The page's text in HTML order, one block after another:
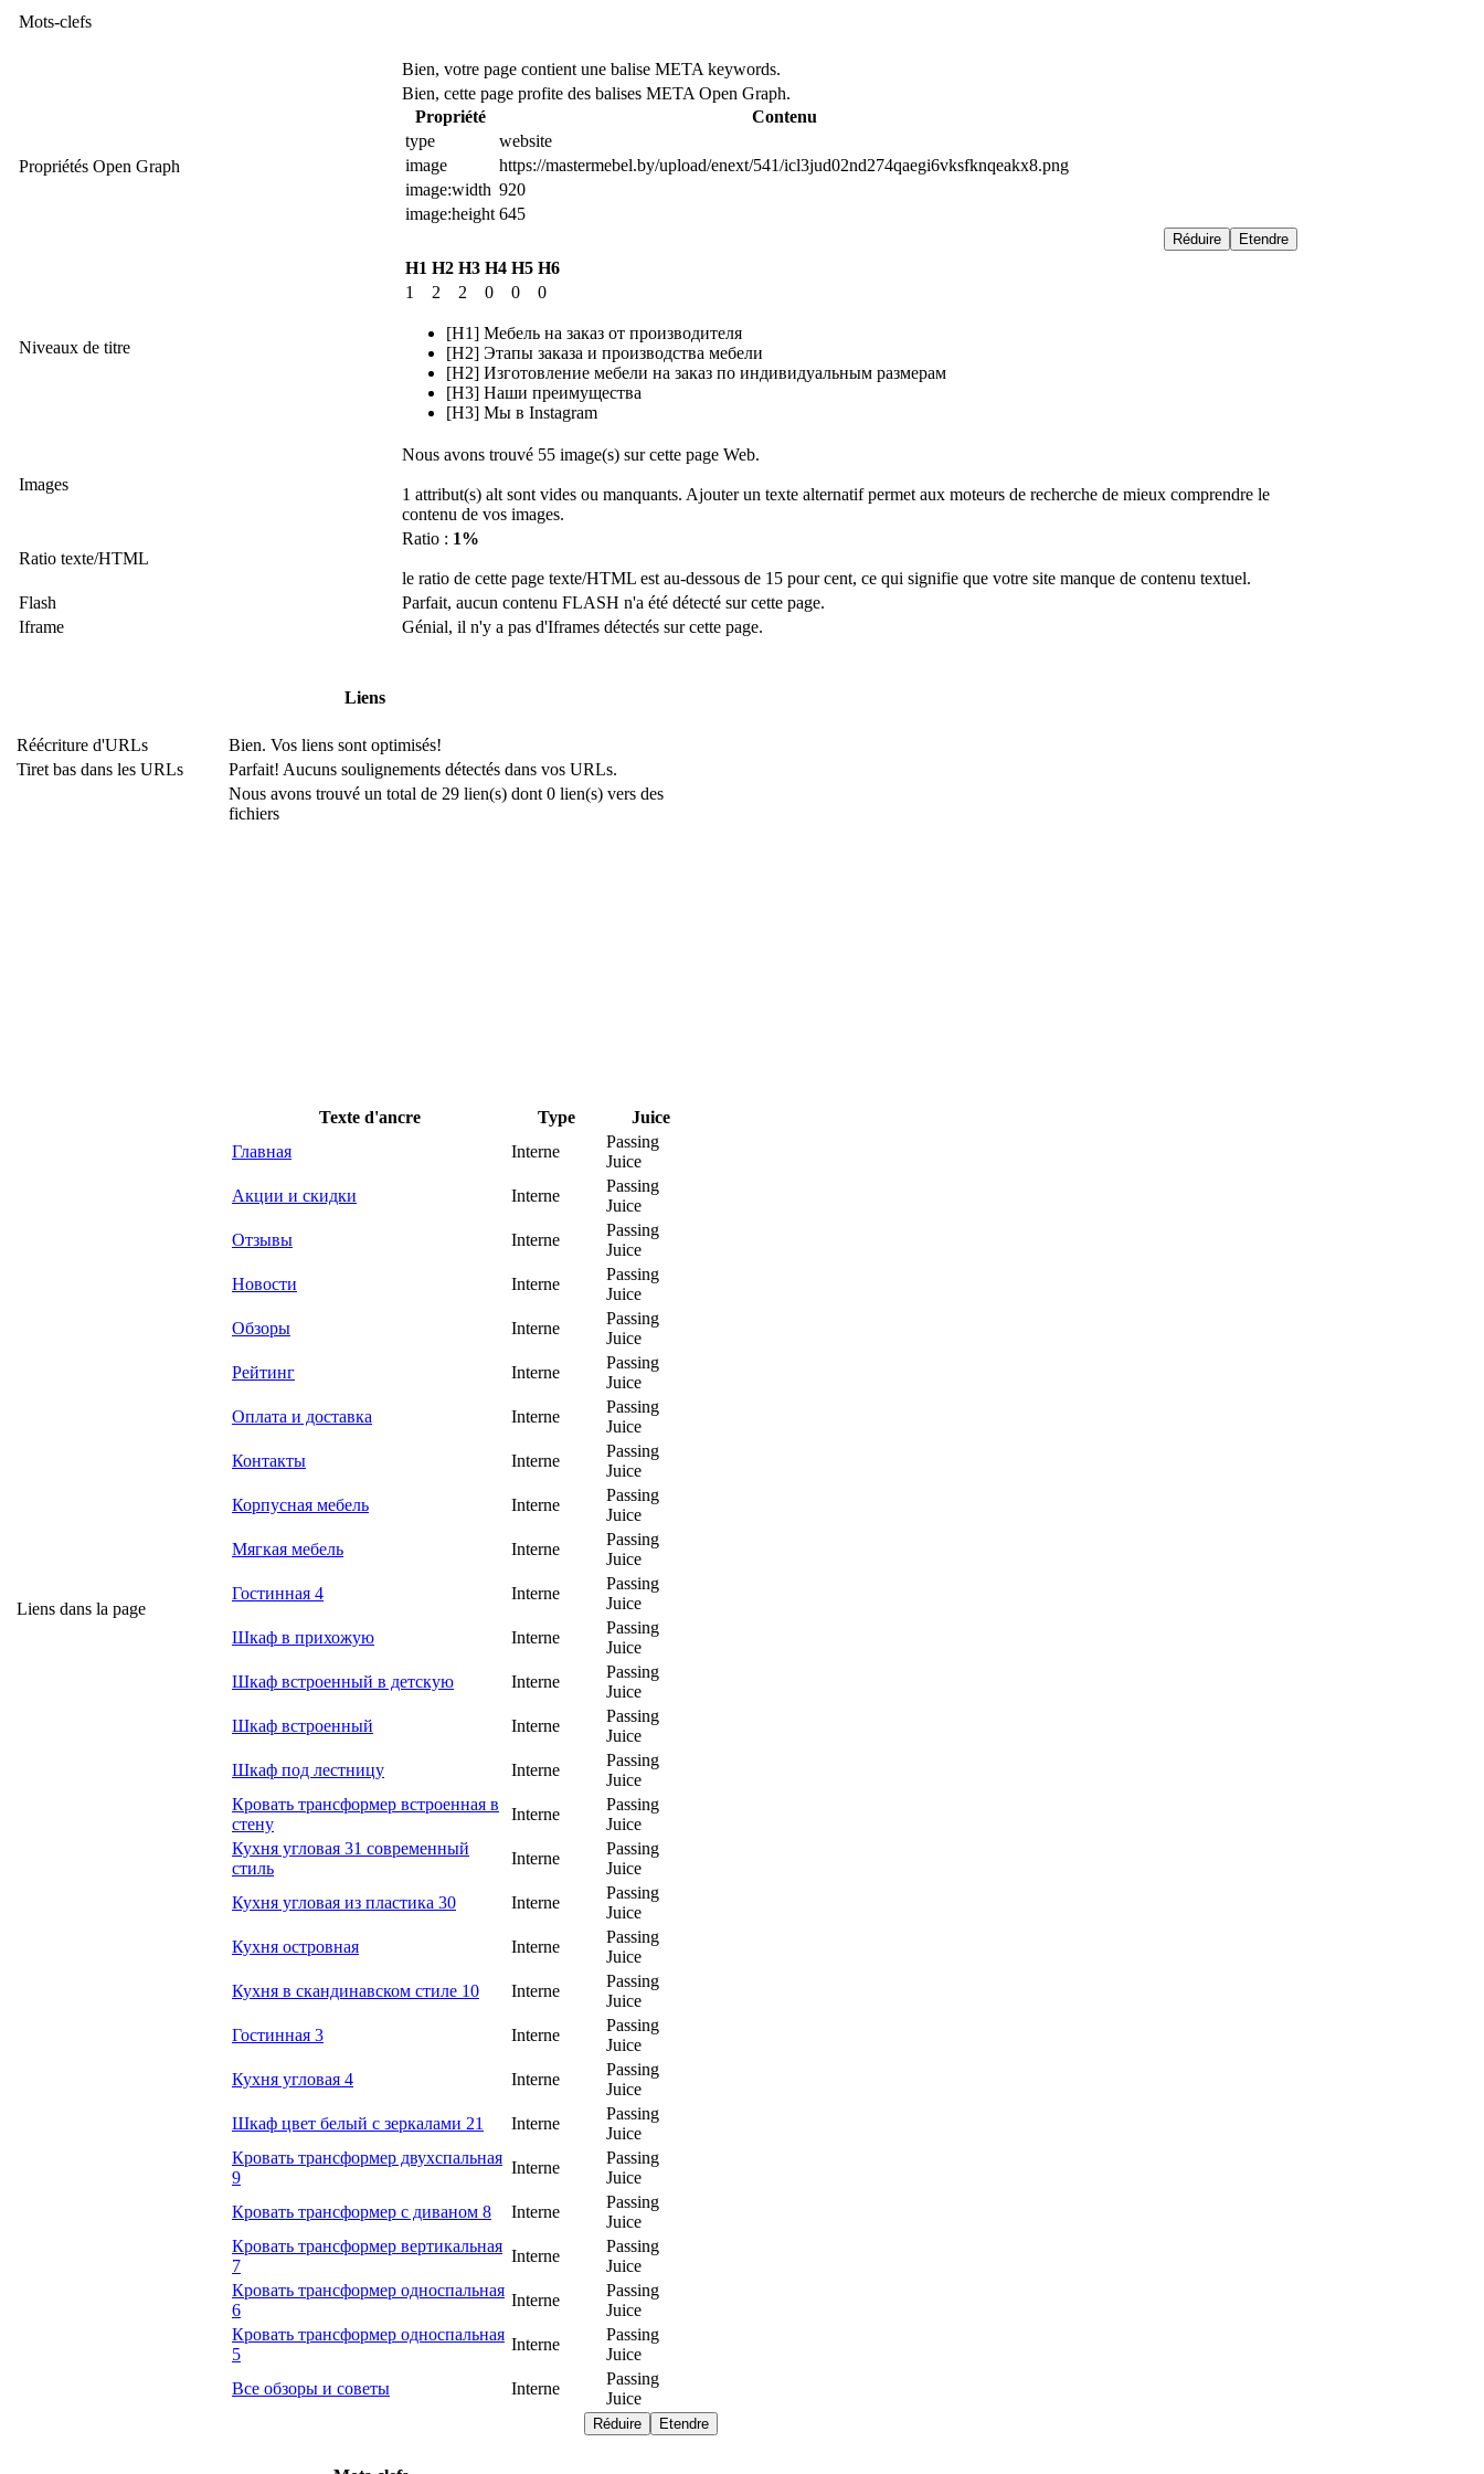
Mots-clefs
Bien, votre page contient une balise META keywords.
Propriétés Open Graph
Bien, cette page profite des balises META Open Graph.
Propriété
Contenu
type
website
image
https://mastermebel.by/upload/enext/541/icl3jud02nd274qaegi6vksfknqeakx8.png
image:width 920
image:height 645
Etendre
Réduire
Niveaux de titre
H1 H2 H3 H4 H5 H6
1
2 2 0 0 0
[H1] Мебель на заказ от производителя
[H2] Этапы заказа и производства мебели
[H2] Изготовление мебели на заказ по индивидуальным размерам
[H3] Наши преимущества
[H3] Мы в Instagram
Images
Nous avons trouvé 55 image(s) sur cette page Web.
1 attribut(s) alt sont vides ou manquants. Ajouter un texte alternatif permet aux moteurs de recherche de mieux comprendre le
contenu de vos images.
Ratio texte/HTML
Ratio : 1%
le ratio de cette page texte/HTML est au-dessous de 15 pour cent, ce qui signifie que votre site manque de contenu textuel.
Flash
Parfait, aucun contenu FLASH n'a été détecté sur cette page.
Iframe
Génial, il n'y a pas d'Iframes détectés sur cette page.
Liens
Réécriture d'URLs
Bien. Vos liens sont optimisés!
Tiret bas dans les URLs
Parfait! Aucuns soulignements détectés dans vos URLs.
Liens dans la page
Nous avons trouvé un total de 29 lien(s) dont 0 lien(s) vers des
fichiers
Texte d'ancre Type
Juice
Главная
Interne
Passing
Juice
Акции и скидки
Interne
Passing
Juice
Отзывы
Interne
Passing
Juice
Новости
Interne
Passing
Juice
Обзоры
Interne
Passing
Juice
Рейтинг
Interne
Passing
Juice
Оплата и доставка
Interne
Passing
Juice
Контакты
Interne
Passing
Juice
Корпусная мебель
Interne
Passing
Juice
Мягкая мебель
Interne
Passing
Juice
Гостинная 4
Interne
Passing
Juice
Шкаф в прихожую
Interne
Passing
Juice
Шкаф встроенный в детскую
Interne
Passing
Juice
Шкаф встроенный
Interne
Passing
Juice
Шкаф под лестницу
Interne
Passing
Juice
Кровать трансформер встроенная в
стену
Interne
Passing
Juice
Кухня угловая 31 современный
стиль
Interne
Passing
Juice
Кухня угловая из пластика 30
Interne
Passing
Juice
Кухня островная
Interne
Passing
Juice
Кухня в скандинавском стиле 10
Interne
Passing
Juice
Гостинная 3
Interne
Passing
Juice
Кухня угловая 4
Interne
Passing
Juice
Шкаф цвет белый с зеркалами 21
Interne
Passing
Juice
Кровать трансформер двухспальная
9
Interne
Passing
Juice
Кровать трансформер с диваном 8
Interne
Passing
Juice
Кровать трансформер вертикальная
7
Interne
Passing
Juice
Кровать трансформер односпальная
6
Interne
Passing
Juice
Кровать трансформер односпальная
5
Interne
Passing
Juice
Все обзоры и советы
Interne
Passing
Juice
Etendre
Réduire